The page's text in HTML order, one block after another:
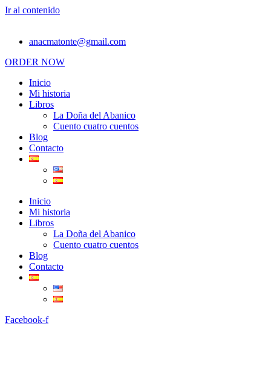
Ir al contenido
anacmatonte@gmail.com
ORDER NOW
Inicio
Mi historia
Libros
La Doña del Abanico
Cuento cuatro cuentos
Blog
Contacto
Inicio
Mi historia
Libros
La Doña del Abanico
Cuento cuatro cuentos
Blog
Contacto
Facebook-f